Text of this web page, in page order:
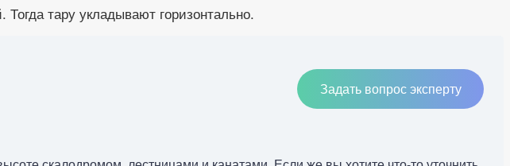
тару укладывают горизонтально.
Задать вопрос эксперту